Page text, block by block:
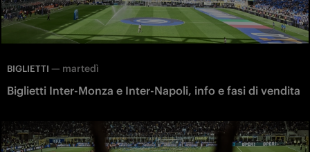
BIGLIETTI — martedì
Biglietti Inter-Monza e Inter-Napoli, info e fasi di vendita